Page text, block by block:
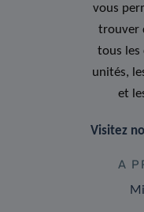
vous
trouver
tous les
unités,
et
Visitez
A